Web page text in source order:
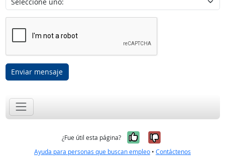
Enviar mensaje
¿Fue útil esta página? Sí, fue útil
No, no fue
Ayuda para personas que buscan empleo • Contáctenos